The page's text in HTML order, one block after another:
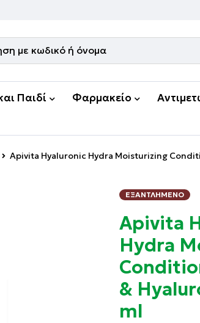
Παιδί Φαρμακείο
Apivita Ηyaluronic Hydra Moisturizing
ΕΞΑΝΤΛΗΜΈΝΟ
Apivita
Hydra
&
ml